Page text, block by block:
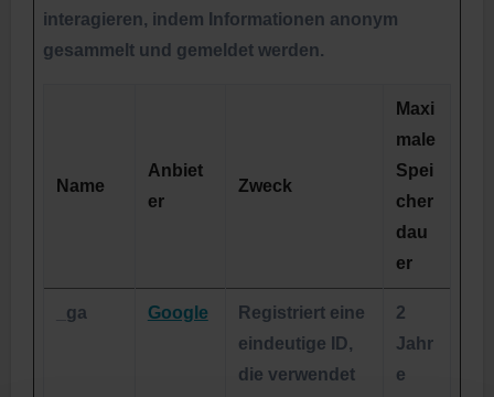
interagieren, indem Informationen anonym
gesammelt und gemeldet werden.
Name
Anbiet
er
Zweck
Maxi
male
Spei
cher
dau
er
_ga Google
Registriert eine
eindeutige ID,
die verwendet
2
Jahr
e